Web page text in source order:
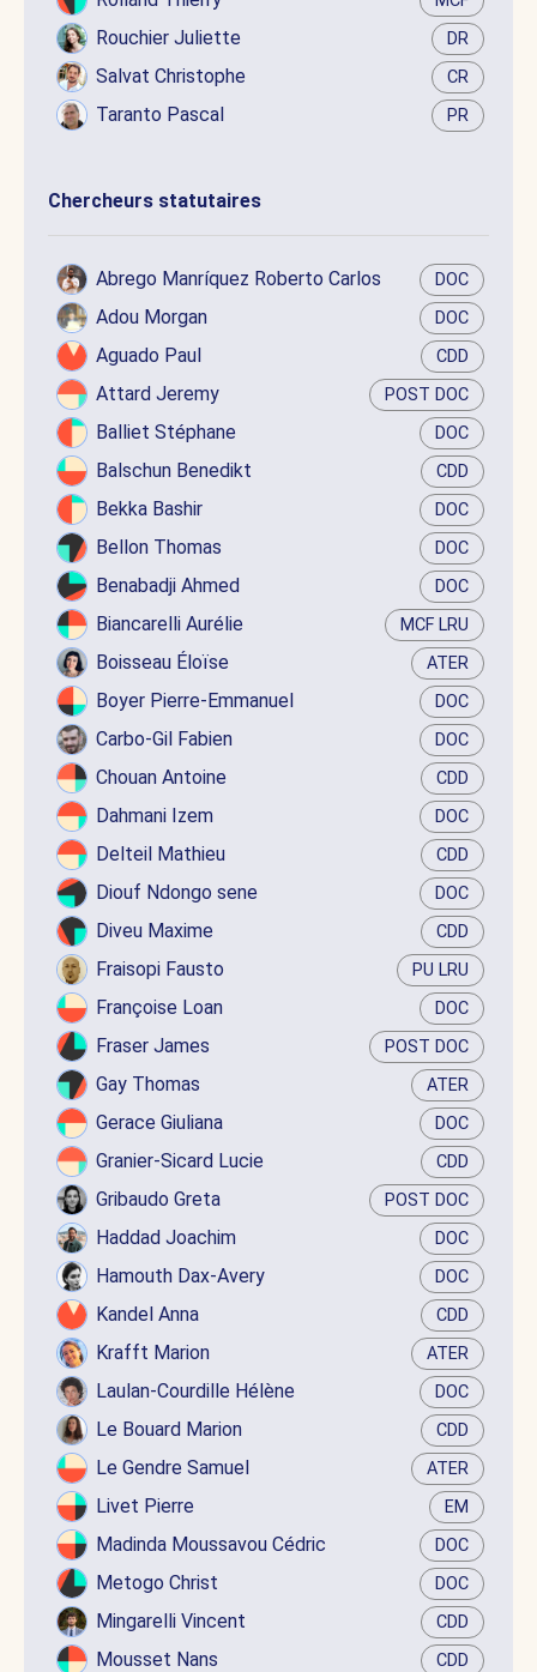
Rouchier Juliette DR
Salvat Christophe CR
Taranto Pascal PR
Chercheurs statutaires
Abrego Manríquez Roberto Carlos DOC
Adou Morgan DOC
Aguado Paul CDD
Attard Jeremy POST DOC
Balliet Stéphane DOC
Balschun Benedikt CDD
Bekka Bashir DOC
Bellon Thomas DOC
Benabadji Ahmed DOC
Biancarelli Aurélie MCF LRU
Boisseau Éloïse ATER
Boyer Pierre-Emmanuel DOC
Carbo-Gil Fabien DOC
Chouan Antoine CDD
Dahmani Izem DOC
Delteil Mathieu CDD
Diouf Ndongo sene DOC
Diveu Maxime CDD
Fraisopi Fausto PU LRU
Françoise Loan DOC
Fraser James POST DOC
Gay Thomas ATER
Gerace Giuliana DOC
Granier-Sicard Lucie CDD
Gribaudo Greta POST DOC
Haddad Joachim DOC
Hamouth Dax-Avery DOC
Kandel Anna CDD
Krafft Marion ATER
Laulan-Courdille Hélène DOC
Le Bouard Marion CDD
Le Gendre Samuel ATER
Livet Pierre EM
Madinda Moussavou Cédric DOC
Metogo Christ DOC
Mingarelli Vincent CDD
Mousset Nans CDD